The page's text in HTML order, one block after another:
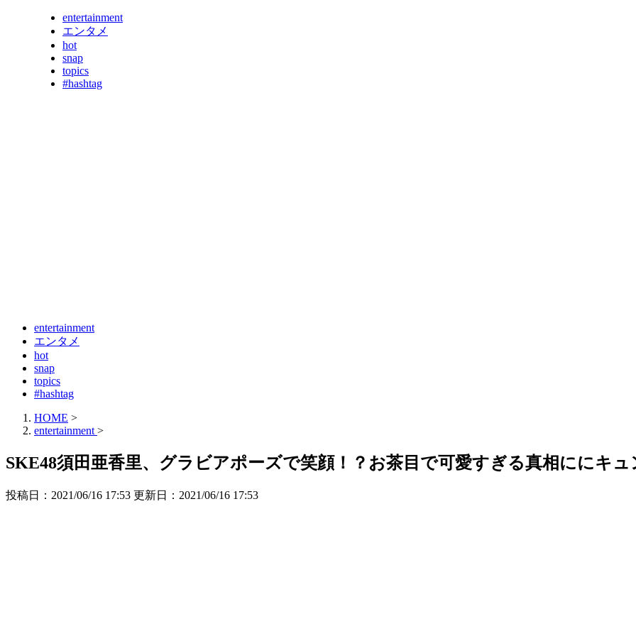
entertainment
エンタメ
hot
snap
topics
#hashtag
entertainment
エンタメ
hot
snap
topics
#hashtag
HOME >
entertainment >
SKE48須田亜香里、グラビアポーズで笑顔！？お茶目で可愛すぎる真相ににキュ
投稿日：2021/06/16 17:53 更新日： 2021/06/16 17:53